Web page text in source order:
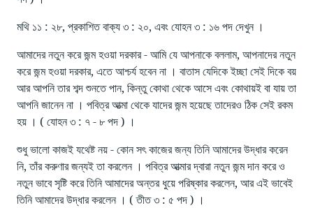
মথি ১১ : ২৮, প্রকাশিত বাক্য ৩ : ২০, এবং যোহন ৩ : ১৬ পদ দেখুন ।
আমাদের নতুন করে জন্ম হওয়া দরকার - আমি যে আপনাকে বললাম, আপনাদের নতুন
করে জন্ম হওয়া দরকার, এতে আশ্চর্য হবেন না । বাতাস যেদিকে ইচ্ছা সেই দিকে বয়
আর আপনি তার শব্দ শুনতে পান, কিন্তু কোথা থেকে আসে এবং কোথায়ই বা যায় তা
আপনি জানেন না । পবিত্র আত্মা থেকে যাদের জন্ম হয়েছে তাদেরও ঠিক সেই রকম
হয় । ( যোহন ৩ : ৭ - ৮ পদ ) ।
শুধু ভালো কাজই যথেষ্ট নয় - কোন সৎ কাজের জন্য তিনি আমাদের উদ্ধার করেন
নি, তাঁর করুণার জন্যই তা করলেন । পবিত্র আত্মার দ্বারা নতুন জন্ম দান করে ও
নতুন ভাবে সৃষ্টি করে তিনি আমাদের অন্তর ধুয়ে পরিষ্কার করলেন, আর এই ভাবেই
তিনি আমাদের উদ্ধার করলেন । ( তীত ৩ : ৫ পদ ) ।